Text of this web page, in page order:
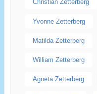
Christian Zetterberg
Yvonne Zetterberg
Matilda Zetterberg
William Zetterberg
Agneta Zetterberg